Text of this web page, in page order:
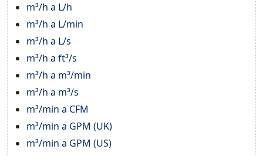
m³/h a L/h
m³/h a L/min
m³/h a L/s
m³/h a ft³/s
m³/h a m³/min
m³/h a m³/s
m³/min a CFM
m³/min a GPM (UK)
m³/min a GPM (US)